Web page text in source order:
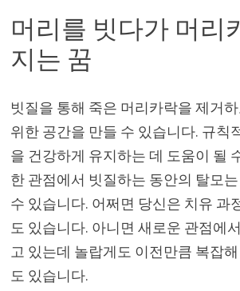
머리를 빗다가 머리
지는 꿈
빗질을 통해 죽은 머리카락을 제거
위한 공간을 만들 수 있습니다. 규칙
을 건강하게 유지하는 데 도움이 될
한 관점에서 빗질하는 동안의 탈모
수 있습니다. 어쩌면 당신은 치유 과
도 있습니다. 아니면 새로운 관점에
고 있는데 놀랍게도 이전만큼 복잡
도 있습니다.